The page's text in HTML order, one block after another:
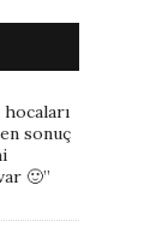
sonuç
🙂”